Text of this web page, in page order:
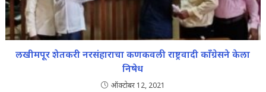
लखीमपूर शेतकरी नरसंहाराचा कणकवली राष्ट्रवादी काँग्रेसने केला
निषेध
ऑक्टोबर 12, 2021